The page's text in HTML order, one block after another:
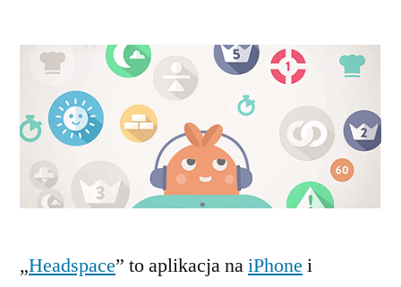
„Headspace” to aplikacja naiPhone i